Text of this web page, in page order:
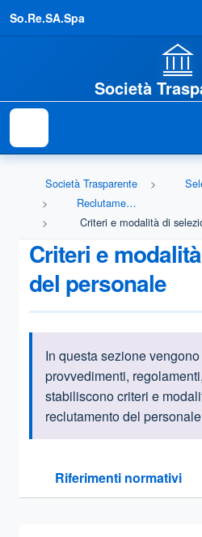
So.Re.SA.Spa
Società
Società Trasparente
Reclutamento del personale
Criteri e modalità di
Criteri e
del personale
Informazioni
In questa sezione
provvedimenti,
stabiliscono criteri e
reclutamento del
Riferimenti normativi
Sezione compressa